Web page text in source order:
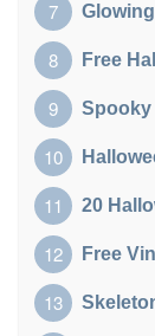
Free
Spooky
20
Free